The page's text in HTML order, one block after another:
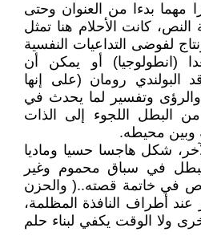
بدءا من العنوان وحتى
كانت الأحلام هنا تمثل
لفوضى التداعيات النفسية
(انطولوجيا) أو يمكن أن
البولندي رومان (على إنها
والرؤى وتفسير لما يحدث في
البطل اللجوء إلى الذات
وبين محيطه.
شكل هاجسا حسيا وماديا
في سباق محموم وغير
في خاتمة قصته..( والحزن
عند أطراف النافذة المظلمة،
ولا الوقت يكفي لبناء حلم